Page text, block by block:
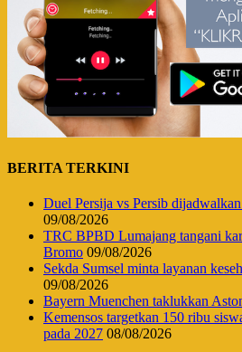
BERITA TERKINI
Duel Persija vs Persib
09/08/2026
TRC BPBD Lumajang tangani
Bromo 09/08/2026
Sekda Sumsel minta layanan
09/08/2026
Bayern Muenchen taklukkan
Kemensos targetkan 150 ribu
pada 2027 08/08/2026